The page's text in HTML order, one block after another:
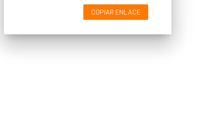
COPIAR ENLACE